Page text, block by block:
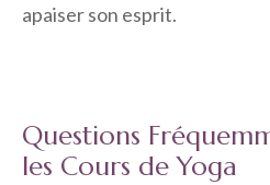
apaiser son esprit.
Questions
les Cours de Yoga